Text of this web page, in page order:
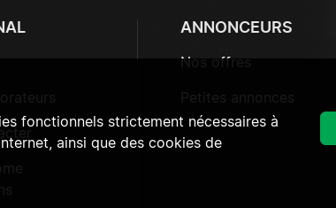
ANNONCEURS
Nos offres
fonctionnels strictement nécessaires à
ainsi que des cookies de